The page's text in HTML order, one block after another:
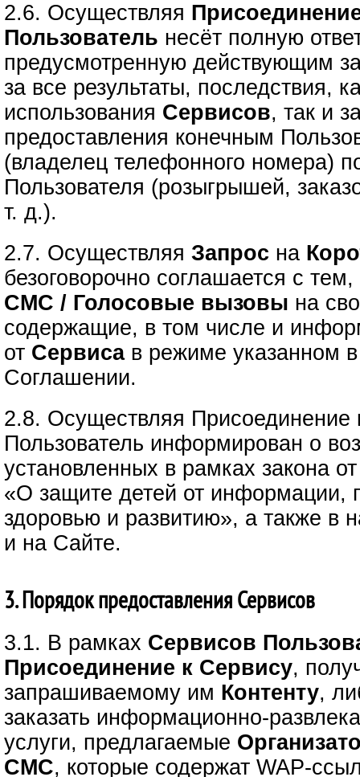
2.6. Осуществляя
Пользователь несёт полную
предусмотренную действующим
за все результаты, последствия,
использования Сервисов, так и
предоставления конечным
(владелец телефонного номера)
Пользователя (розыгрышей,
т. д.).
2.7. ОсуществляяЗапрос на
безоговорочно соглашается с
СМС / Голосовые вызовы на
содержащие, в том числе и
от Сервиса в режиме указанном
Соглашении.
2.8. Осуществляя Присоединение
Пользователь информирован о
установленных в рамках закона
«О защите детей от информации,
здоровью и развитию», а также в
и на Сайте.
3. Порядок предоставления Сервисов
3.1. В рамках Сервисов
Присоединение к Сервису,
запрашиваемому им Контенту,
заказать информационно-
услуги, предлагаемые
СМС, которые содержат WAP-